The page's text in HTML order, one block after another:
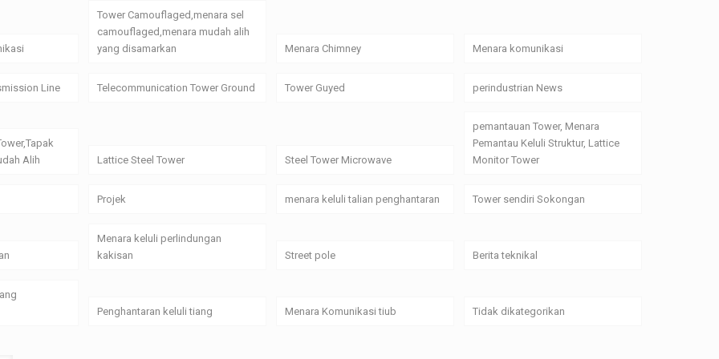
Tower Camouflaged,menara sel
camouflaged,menara mudah alih
yang disamarkan
Menara Chimney Menara komunikasi
Line Telecommunication Tower Ground Tower Guyed perindustrian News
Alih
Lattice Steel Tower Steel Tower Microwave
pemantauan Tower, Menara
Pemantau Keluli Struktur, Lattice
Monitor Tower
Projek menara keluli talian penghantaran Tower sendiri Sokongan
Menara keluli perlindungan
kakisan
Street pole Berita teknikal
Penghantaran keluli tiang
Menara Komunikasi tiub Tidak dikategorikan